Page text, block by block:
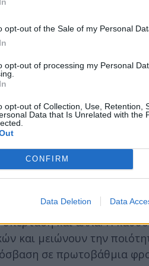
opt-out of the Sale of my Personal
opt-out of processing my Personal
opt-out of Collection, Use, Retention,
Data that Is Unrelated with the
CONFIRM
Data Deletion Data
το κέντρο της
σε ένα πιο
ότι οι ηλικιωμένοι
ισχυρή οικογενειακή
είναι η πρόσβαση σε
ηλικιωμένων που ζουν
φροντίδα.
απομόνωση
στις αγροτικές
και άλλα. Η
και μειώνουν την
σε πρωτοβάθμια